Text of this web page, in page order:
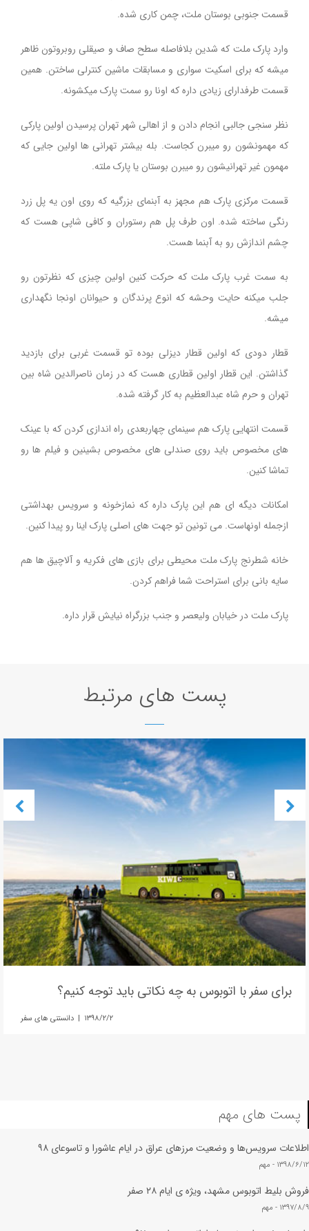
قسمت جنوبی بوستان ملت، چمن کاری شده.
وارد پارک ملت که شدین بلافاصله سطح صاف و صیقلی روبروتون ظاهر
میشه که برای اسکیت سواری و مسابقات ماشین کنترلی ساختن. همین
قسمت طرفدارای زیادی داره که اونا رو سمت پارک میکشونه.
نظر سنجی جالبی انجام دادن و از اهالی شهر تهران پرسیدن اولین پارکی
که مهمونشون رو میبرن کجاست. بله بیشتر تهرانی ها اولین جایی که
مهمون غیر تهرانیشون رو میبرن بوستان یا پارک ملته.
قسمت مرکزی پارک هم مجهز به آبنمای بزرگیه که روی اون یه پل زرد
رنگی ساخته شده. اون طرف پل هم رستوران و کافی شاپی هست که
چشم اندازش رو به آبنما هست.
به سمت غرب پارک ملت که حرکت کنین اولین چیزی که نظرتون رو
جلب میکنه حایت وحشه که انوع پرندگان و حیوانان اونجا نگهداری
میشه.
قطار دودی که اولین قطار دیزلی بوده تو قسمت غربی برای بازدید
گذاشتن. این قطار اولین قطاری هست که در زمان ناصرالدین شاه بین
تهران و حرم شاه عبدالعظیم به کار گرفته شده.
قسمت انتهایی پارک هم سینمای چهاربعدی راه اندازی کردن که با عینک
های مخصوص باید روی صندلی های مخصوص بشینین و فیلم ها رو
تماشا کنین.
امکانات دیگه ای هم این پارک داره که نمازخونه و سرویس بهداشتی
ازجمله اونهاست. می تونین تو جهت های اصلی پارک اینا رو پیدا کنین.
خانه شطرنج پارک ملت محیطی برای بازی های فکریه و آلاچیق ها هم
سایه بانی برای استراحت شما فراهم کردن.
پارک ملت در خیابان ولیعصر و جنب بزرگراه نیایش قرار داره.
پست های مرتبط
برای سفر با اتوبوس به چه نکاتی باید توجه کنیم؟
۱۳۹۸/۲/۲ | دانستنی های سفر
پست های مهم
اطلاعات سرویس‌ها و وضعیت مرزهای عراق در ایام عاشورا و تاسوعای ۹۸
۱۳۹۸/۶/۱۲ - مهم
فروش بلیط اتوبوس مشهد، ویژه ی ایام ۲۸ صفر
۱۳۹۷/۸/۹ - مهم